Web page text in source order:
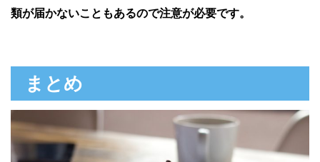
類が届かないこともあるので注意が必要です。
まとめ